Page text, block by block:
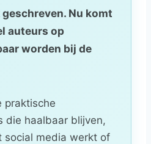
Nu komt
auteurs op
worden bij de
praktische
die haalbaar blijven,
social media werkt of